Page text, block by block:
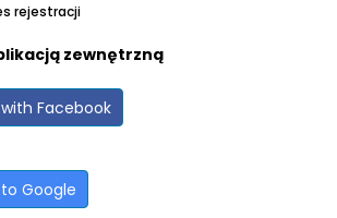
rejestracji
zewnętrzną
Facebook
Google